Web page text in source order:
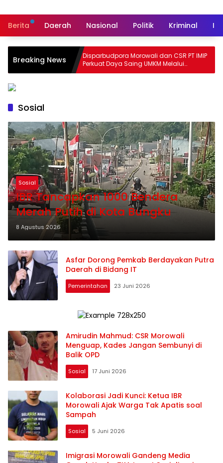
Berita Daerah Nasional Politik Kriminal
Breaking News
Disparbudpora Morowali dan CSR PT IMIP
Perkuat Daya Saing UMKM Melalui
Pelatihan Branding, Pemasaran, dan HKI
Bupati Morowali
New Energy,
Pemberdayaan
Sosial
Sosial
IBR Tancapkan 1000 Bendera
Merah Putih di Kota Bungku
8 Agustus 2026
Asfar Dorong Pemkab Berdayakan Putra
Daerah di Bidang IT
Pemerintahan 23 Juni 2026
Amirudin Mahmud: CSR Morowali
Menguap, Kades Jangan Sembunyi di
Balik OPD
Sosial 17 Juni 2026
Kolaborasi Jadi Kunci: Ketua IBR
Morowali Ajak Warga Tak Apatis soal
Sampah
Sosial 5 Juni 2026
Imigrasi Morowali Gandeng Media